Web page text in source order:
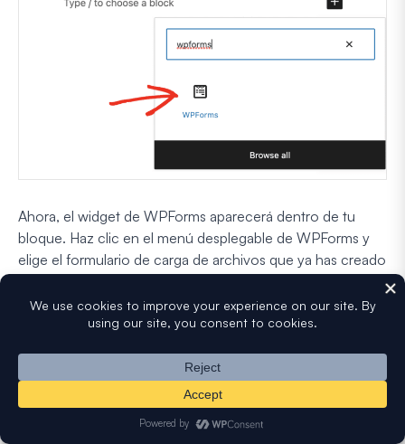
Ahora, el widget de WPForms aparecerá dentro de tu
bloque. Haz clic en el menú desplegable de WPForms y
elige el formulario de carga de archivos que ya has creado